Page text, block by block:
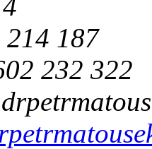
187
232 322